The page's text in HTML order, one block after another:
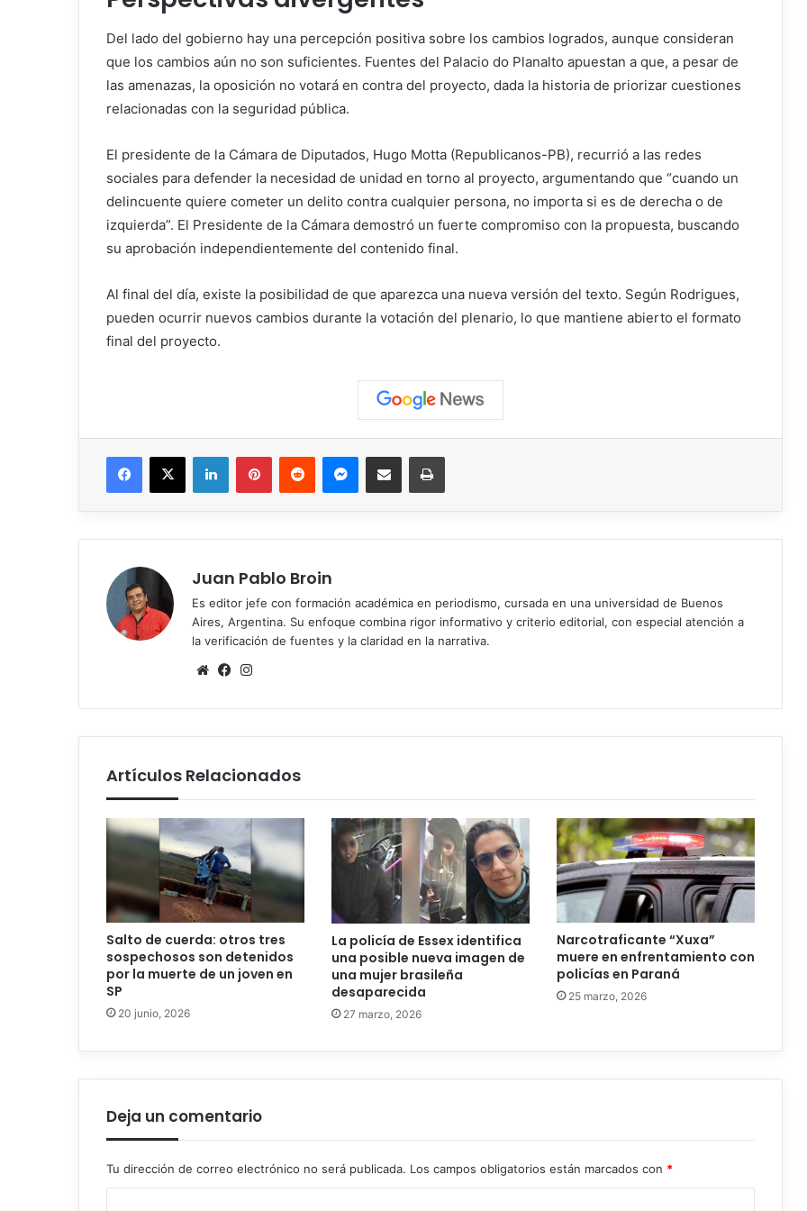
Del lado del gobierno hay una percepción positiva sobre los cambios logrados, aunque consideran
que los cambios aún no son suficientes. Fuentes del Palacio do Planalto apuestan a que, a pesar de
las amenazas, la oposición no votará en contra del proyecto, dada la historia de priorizar cuestiones
relacionadas con la seguridad pública.
El presidente de la Cámara de Diputados, Hugo Motta (Republicanos-PB), recurrió a las redes
sociales para defender la necesidad de unidad en torno al proyecto, argumentando que “cuando un
delincuente quiere cometer un delito contra cualquier persona, no importa si es de derecha o de
izquierda”. El Presidente de la Cámara demostró un fuerte compromiso con la propuesta, buscando
su aprobación independientemente del contenido final.
Al final del día, existe la posibilidad de que aparezca una nueva versión del texto. Según Rodrigues,
pueden ocurrir nuevos cambios durante la votación del plenario, lo que mantiene abierto el formato
final del proyecto.
Facebook
X LinkedInPinterestReddit MessengerCompartir vía correo electrónicoImprimir
Juan Pablo Broin
Es editor jefe con formación académica en periodismo, cursada en una universidad de Buenos
Aires, Argentina. Su enfoque combina rigor informativo y criterio editorial, con especial atención a
la verificación de fuentes y la claridad en la narrativa.
SitioFacebook
Artículos Relacionados
Salto de cuerda: otros tres
sospechosos son detenidos
por la muerte de un joven en
SP
20 junio, 2026
La policía de Essex identifica
una posible nueva imagen de
una mujer brasileña
desaparecida
27 marzo, 2026
Narcotraficante “Xuxa”
muere en enfrentamiento con
policías en Paraná
25 marzo, 2026
Deja un comentario
Tu dirección de correo electrónico no será publicada. Los campos obligatorios están marcados con *